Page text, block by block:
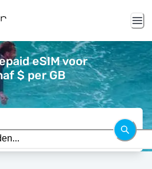
eSIM voor
$ per GB